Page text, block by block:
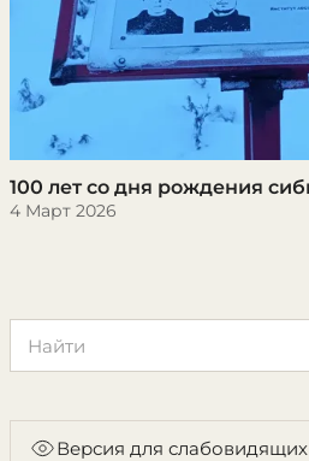
​100 лет со дня рождения
4 Март 2026
Версия для слабовидящих